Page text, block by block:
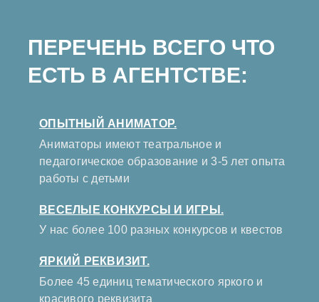
ПЕРЕЧЕНЬ ВСЕГО ЧТО
ЕСТЬ В АГЕНТСТВЕ:
ОПЫТНЫЙ АНИМАТОР.
Аниматоры имеют театральное и
педагогическое образование и 3-5 лет опыта
работы с детьми
ВЕСЕЛЫЕ КОНКУРСЫ И ИГРЫ.
У нас более 100 разных конкурсов и квестов
ЯРКИЙ РЕКВИЗИТ.
Более 45 единиц тематического яркого и
красивого реквизита